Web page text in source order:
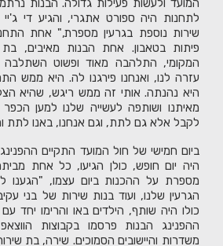
המועד ולעשות פעילות גדולה. הבנות
לתחנות היה ספורט אתגרי, והגיע די
שירות נוספת בגרעין מספרת," אחת
פיתות בטאבון. אחת הבנות מאיבים,
המקומי, התלהבה מאוד ופשוט
עזרה לנו, ואנחנו פירגנו לה. היא ממש
היא נהנתה. אותי זה ממש ריגש, שהיא
מאיתנו ושותפה לעשייה שלנו למען
לקבל אלא גם לתת, וגם אנחנו, באנו לתת
ביום חמישי של חול המועד התקיים
היה יום חופש, כולן הגיעו, כל אחת
מספרת על ההכנות ביום עצמו, "הגענו
הגרעין שלנו, ועוד בנות שירות של בני
כולו היה שותף, הילדים באו והרימו יחד
משדרות והיישובים הסמוכים. שירה, בת